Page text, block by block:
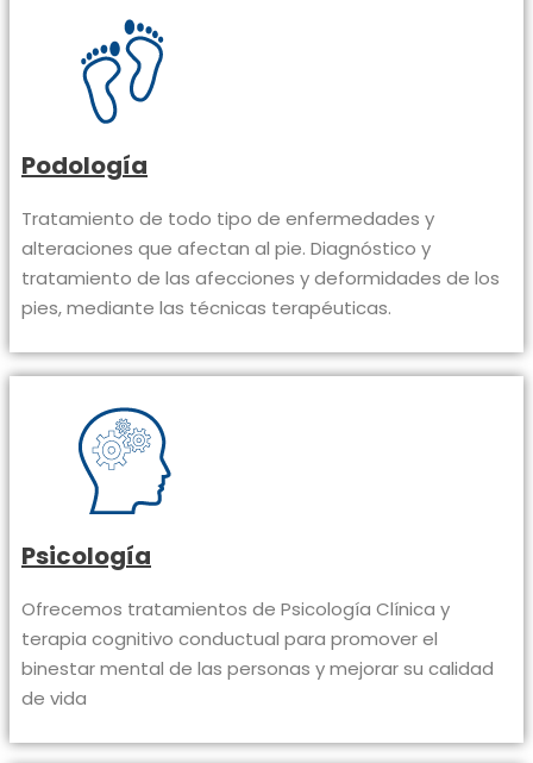
Podología
Tratamiento de todo tipo de enfermedades y
alteraciones que afectan al pie. Diagnóstico y
tratamiento de las afecciones y deformidades de los
pies, mediante las técnicas terapéuticas.
Psicología
Ofrecemos tratamientos de Psicología Clínica y
terapia cognitivo conductual para promover el
binestar mental de las personas y mejorar su calidad
de vida